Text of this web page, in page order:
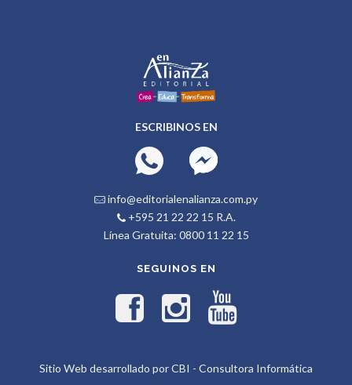
ESCRIBINOS EN
info@editorialenalianza.com.py
+595 21 22 22 15 R.A.
Línea Gratuita: 0800 11 22 15
SEGUINOS EN
Sitio Web desarrollado por CBI - Consultora Informática